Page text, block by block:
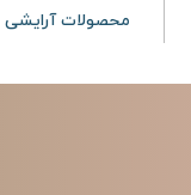
محصولات آرایشی